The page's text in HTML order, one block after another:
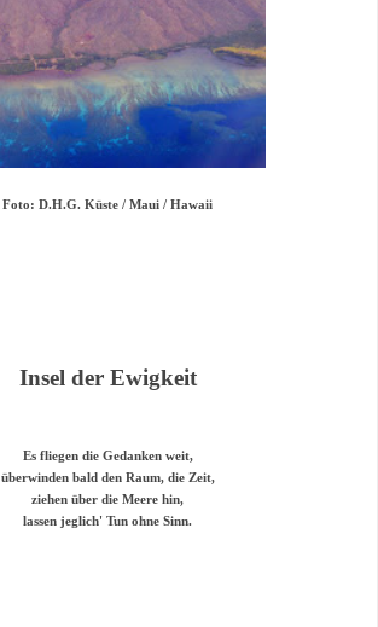
Foto: D.H.G. Küste / Maui / Hawaii
Insel der Ewigkeit
Es fliegen die Gedanken weit,
überwinden bald den Raum, die Zeit,
ziehen über die Meere hin,
lassen jeglich' Tun ohne Sinn.